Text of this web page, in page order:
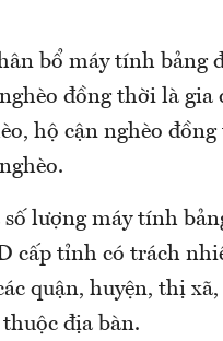
bổ máy tính bảng
đồng thời là
hộ cận nghèo
lượng máy tính
cấp tỉnh có trách
quận, huyện, thị
địa bàn.